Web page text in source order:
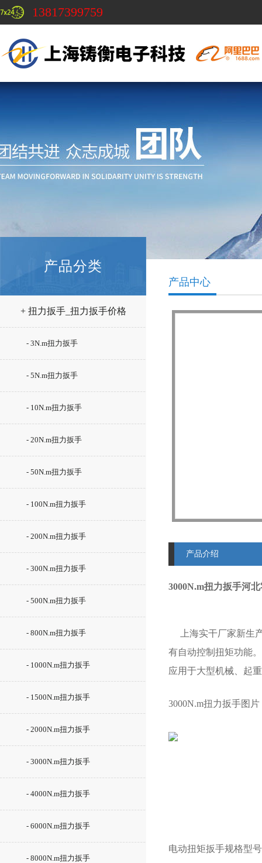
13817399759
产品分类
+ 扭力扳手_扭力扳手价格
- 3N.m扭力扳手
- 5N.m扭力扳手
- 10N.m扭力扳手
- 20N.m扭力扳手
- 50N.m扭力扳手
- 100N.m扭力扳手
- 200N.m扭力扳手
- 300N.m扭力扳手
- 500N.m扭力扳手
- 800N.m扭力扳手
- 1000N.m扭力扳手
- 1500N.m扭力扳手
- 2000N.m扭力扳手
- 3000N.m扭力扳手
- 4000N.m扭力扳手
- 6000N.m扭力扳手
- 8000N.m扭力扳手
产品中心
产品介绍
3000N.m扭力扳手河
上海实干厂家新生
有自动控制扭矩功能
应用于大型机械、起
3000N.m扭力扳手图片
电动扭矩扳手规格型号